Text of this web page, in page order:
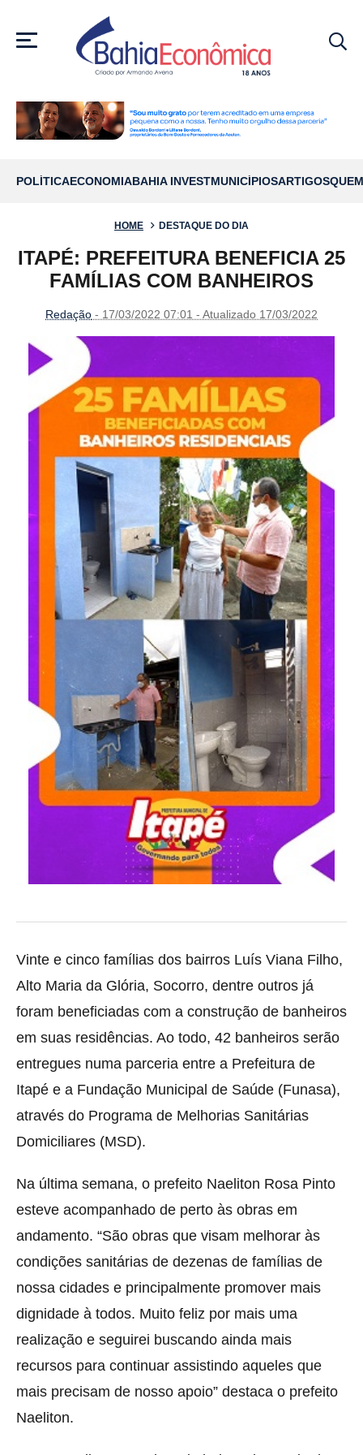
MENU
POLÍTICAECONOMIABAHIA INVESTMUNICÍPIOSARTIGOS
HOME DESTAQUE DO DIA
ITAPÉ: PREFEITURA BENEFICIA 25
FAMÍLIAS COM BANHEIROS
Redação - 17/03/2022 07:01 - Atualizado 17/03/2022
Vinte e cinco famílias dos bairros Luís Viana Filho,
Alto Maria da Glória, Socorro, dentre outros já
foram beneficiadas com a construção de banheiros
em suas residências. Ao todo, 42 banheiros serão
entregues numa parceria entre a Prefeitura de
Itapé e a Fundação Municipal de Saúde (Funasa),
através do Programa de Melhorias Sanitárias
Domiciliares (MSD).
Na última semana, o prefeito Naeliton Rosa Pinto
esteve acompanhado de perto às obras em
andamento. “São obras que visam melhorar às
condições sanitárias de dezenas de famílias de
nossa cidades e principalmente promover mais
dignidade à todos. Muito feliz por mais uma
realização e seguirei buscando ainda mais
recursos para continuar assistindo aqueles que
mais precisam de nosso apoio” destaca o prefeito
Naeliton.